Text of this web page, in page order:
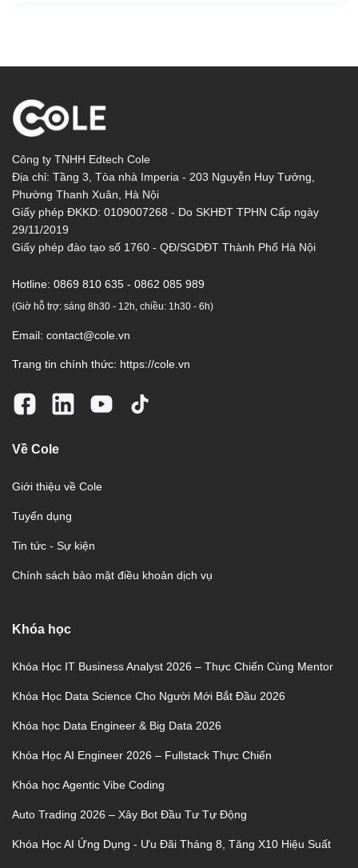
Công ty TNHH Edtech Cole
Địa chỉ: Tầng 3, Tòa nhà Imperia - 203 Nguyễn Huy Tưởng,
Phường Thanh Xuân, Hà Nội
Giấy phép ĐKKD: 0109007268 - Do SKHĐT TPHN Cấp ngày
29/11/2019
Giấy phép đào tạo số 1760 - QĐ/SGDĐT Thành Phố Hà Nội
Hotline: 0869 810 635 - 0862 085 989
(Giờ hỗ trợ: sáng 8h30 - 12h, chiều: 1h30 - 6h)
Email: contact@cole.vn
Trang tin chính thức: https://cole.vn
Về Cole
Giới thiệu về Cole
Tuyển dụng
Tin tức - Sự kiện
Chính sách bảo mật điều khoản dịch vụ
Khóa học
Khóa Học IT Business Analyst 2026 – Thực Chiến Cùng Mentor
Khóa Học Data Science Cho Người Mới Bắt Đầu 2026
Khóa học Data Engineer & Big Data 2026
Khóa Học AI Engineer 2026 – Fullstack Thực Chiến
Khóa học Agentic Vibe Coding
Auto Trading 2026 – Xây Bot Đầu Tư Tự Động
Khóa Học AI Ứng Dụng - Ưu Đãi Tháng 8, Tăng X10 Hiệu Suất